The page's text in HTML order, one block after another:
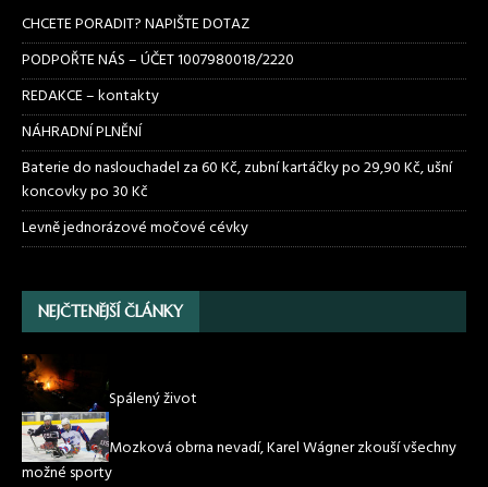
CHCETE PORADIT? NAPIŠTE DOTAZ
PODPOŘTE NÁS – ÚČET 1007980018/2220
REDAKCE – kontakty
NÁHRADNÍ PLNĚNÍ
Baterie do naslouchadel za 60 Kč, zubní kartáčky po 29,90 Kč, ušní
koncovky po 30 Kč
Levně jednorázové močové cévky
NEJČTENĚJŠÍ ČLÁNKY
Spálený život
Mozková obrna nevadí, Karel Wágner zkouší všechny
možné sporty